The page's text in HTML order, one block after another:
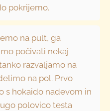
pokrijemo.
na pult, ga
počivati nekaj
razvaljamo na
na pol. Prvo
s hokaido nadevom in
polovico testa